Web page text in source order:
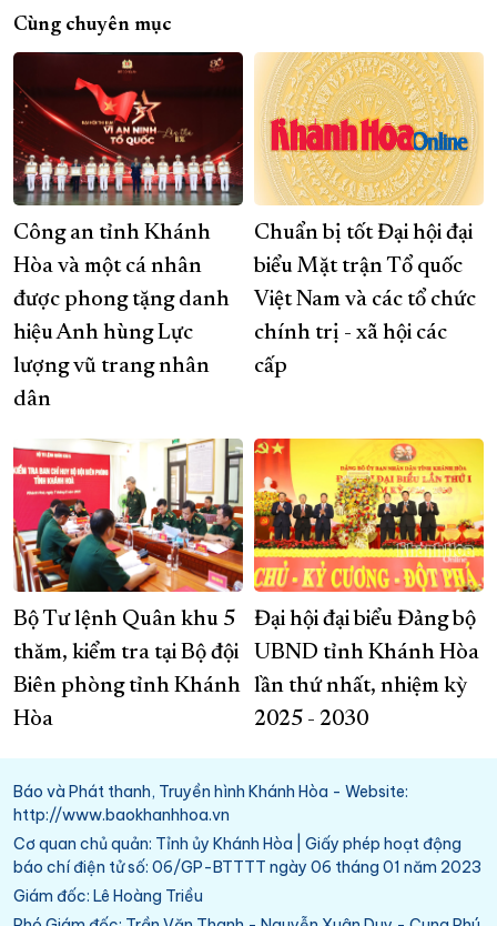
Cùng chuyên mục
Công an tỉnh Khánh
Hòa và một cá nhân
được phong tặng danh
hiệu Anh hùng Lực
lượng vũ trang nhân
dân
Chuẩn bị tốt Đại hội đại
biểu Mặt trận Tổ quốc
Việt Nam và các tổ chức
chính trị - xã hội các
cấp
Bộ Tư lệnh Quân khu 5
thăm, kiểm tra tại Bộ đội
Biên phòng tỉnh Khánh
Hòa
Đại hội đại biểu Đảng bộ
UBND tỉnh Khánh Hòa
lần thứ nhất, nhiệm kỳ
2025 - 2030
Báo và Phát thanh, Truyền hình Khánh Hòa - Website:
http://www.baokhanhhoa.vn
Cơ quan chủ quản: Tỉnh ủy Khánh Hòa | Giấy phép hoạt động
báo chí điện tử số: 06/GP-BTTTT ngày 06 tháng 01 năm 2023
Giám đốc: Lê Hoàng Triều